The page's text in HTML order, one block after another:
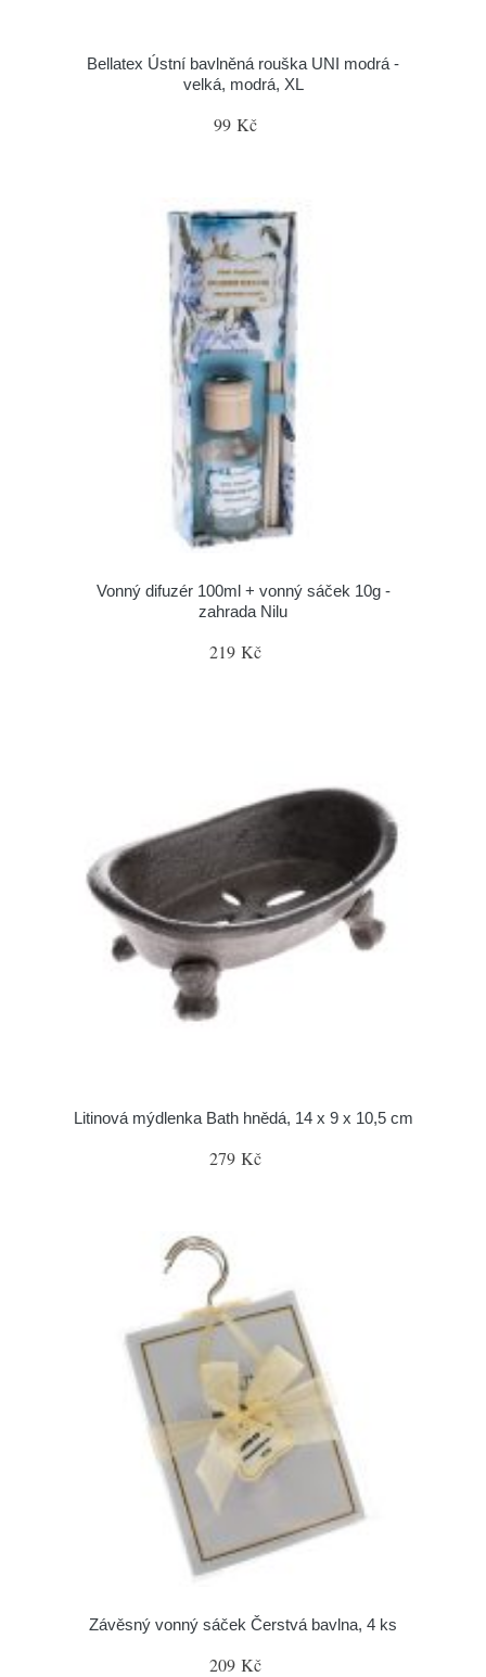
Bellatex Ústní bavlněná rouška UNI modrá -
velká, modrá, XL
99 Kč
Vonný difuzér 100ml + vonný sáček 10g -
zahrada Nilu
219 Kč
Litinová mýdlenka Bath hnědá, 14 x 9 x 10,5 cm
279 Kč
Závěsný vonný sáček Čerstvá bavlna, 4 ks
209 Kč